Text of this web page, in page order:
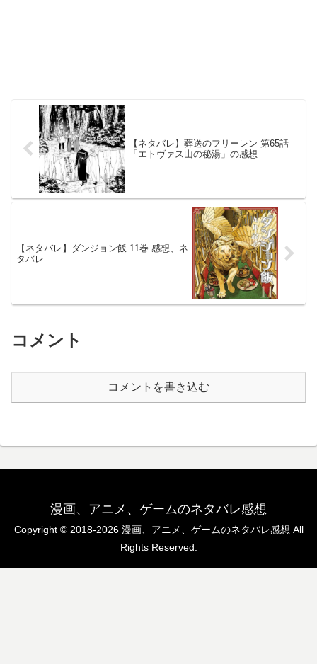
【ネタバレ】葬送のフリーレン 第65話
「エトヴァス山の秘湯」の感想
【ネタバレ】ダンジョン飯 11巻 感想、ネ
タバレ
コメント
コメントを書き込む
漫画、アニメ、ゲームのネタバレ感想
Copyright © 2018-2026 漫画、アニメ、ゲームのネタバレ感想 All
Rights Reserved.